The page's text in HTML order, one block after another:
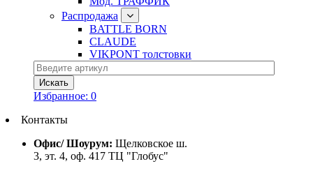
Распродажа
BATTLE BORN
CLAUDE
VIKPONT толстовки
Избранное: 0
Контакты
Офис/ Шоурум: Щелковское ш.
3, эт. 4, оф. 417 ТЦ "Глобус"